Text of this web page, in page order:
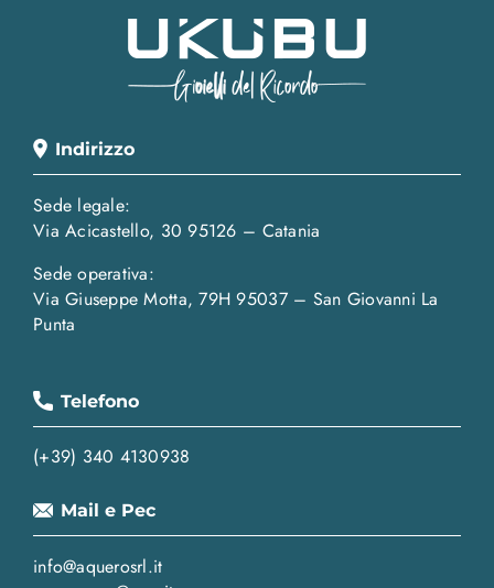
Indirizzo
Sede legale:
Via Acicastello, 30 95126 – Catania
Sede operativa:
Via Giuseppe Motta, 79H 95037 – San Giovanni La
Punta
Telefono
(+39) 340 4130938
Mail e Pec
info@aquerosrl.it